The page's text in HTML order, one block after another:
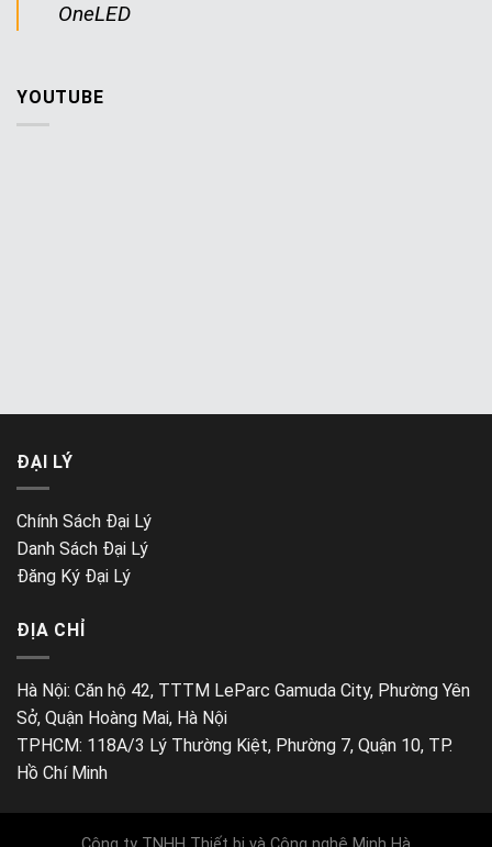
OneLED
YOUTUBE
ĐẠI LÝ
Chính Sách Đại Lý
Danh Sách Đại Lý
Đăng Ký Đại Lý
ĐỊA CHỈ
Hà Nội: Căn hộ 42, TTTM LeParc Gamuda City, Phường Yên
Sở, Quận Hoàng Mai, Hà Nội
TPHCM: 118A/3 Lý Thường Kiệt, Phường 7, Quận 10, TP.
Hồ Chí Minh